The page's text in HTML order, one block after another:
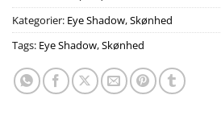
Kategorier: Eye Shadow,Skønhed
Tags: Eye Shadow,Skønhed